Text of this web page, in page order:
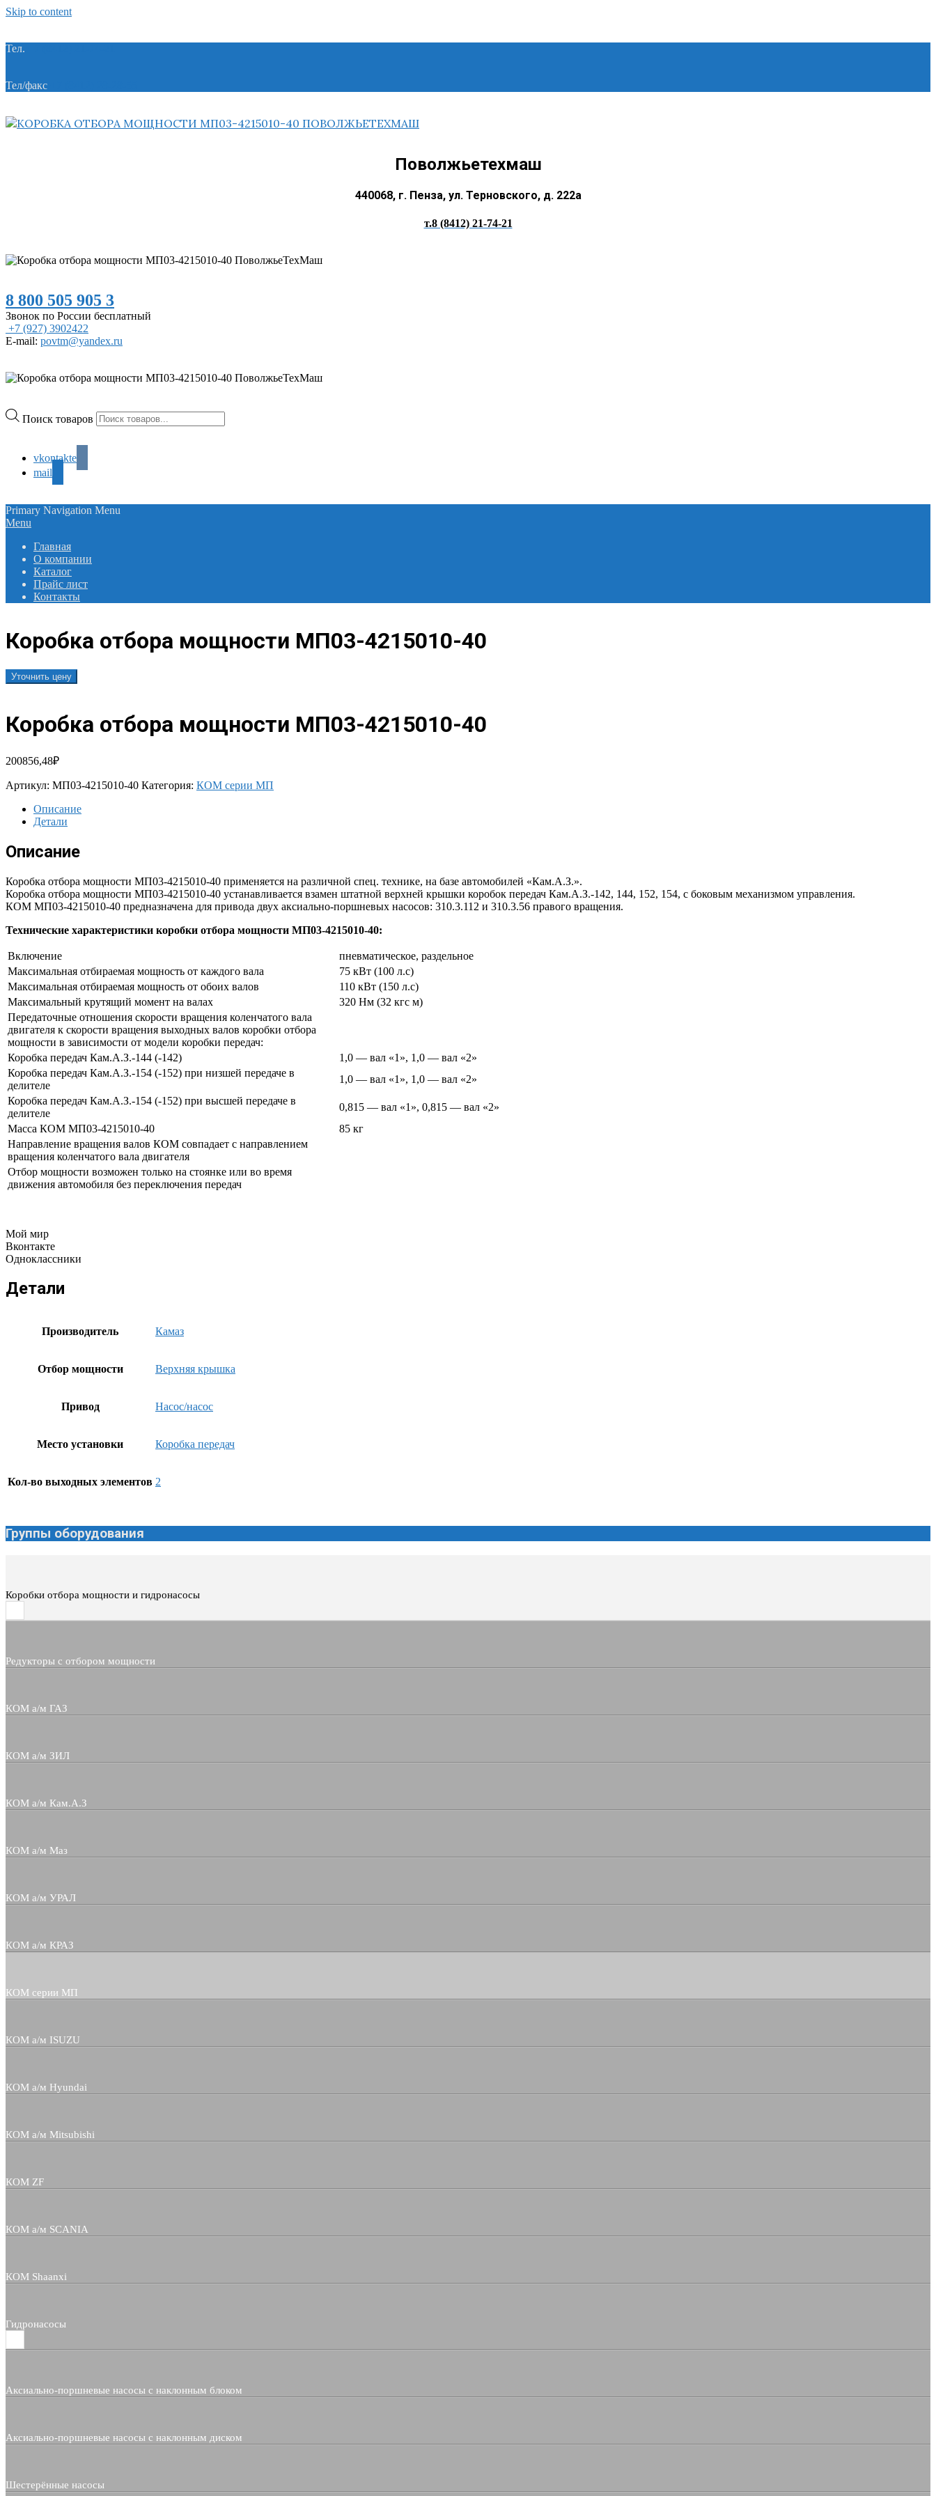
Skip to content
Тел.
Тел/факс
Поволжьетехмаш
440068, г. Пенза, ул. Терновского, д. 222а
т.8 (8412) 21-74-21
8 800 505 905 3
Звонок по России бесплатный
+7 (927) 3902422
E-mail: povtm@yandex.ru
Поиск товаров
vkontakte
mail
Primary Navigation Menu
Menu
Главная
О компании
Каталог
Прайс лист
Контакты
Коробка отбора мощности МП03-4215010-40
Уточнить цену
Коробка отбора мощности МП03-4215010-40
200856,48₽
Артикул: МП03-4215010-40 Категория: КОМ серии МП
Описание
Детали
Описание
Коробка отбора мощности МП03-4215010-40 применяется на различной спец. технике, на базе автомобилей «Кам.А.З.».
Коробка отбора мощности МП03-4215010-40 устанавливается взамен штатной верхней крышки коробок передач Кам.А.З.-142, 144, 152, 154, с боковым механизмом управления.
КОМ МП03-4215010-40 предназначена для привода двух аксиально-поршневых насосов: 310.3.112 и 310.3.56 правого вращения.
Технические характеристики коробки отбора мощности МП03-4215010-40:
Включение
пневматическое, раздельное
Максимальная отбираемая мощность от каждого вала
75 кВт (100 л.с)
Максимальная отбираемая мощность от обоих валов
110 кВт (150 л.с)
Максимальный крутящий момент на валах
320 Нм (32 кгс м)
Передаточные отношения скорости вращения коленчатого вала
двигателя к скорости вращения выходных валов коробки отбора
мощности в зависимости от модели коробки передач:
Коробка передач Кам.А.З.-144 (-142)
1,0 — вал «1», 1,0 — вал «2»
Коробка передач Кам.А.З.-154 (-152) при низшей передаче в
делителе
1,0 — вал «1», 1,0 — вал «2»
Коробка передач Кам.А.З.-154 (-152) при высшей передаче в
делителе
0,815 — вал «1», 0,815 — вал «2»
Масса КОМ МП03-4215010-40
85 кг
Направление вращения валов КОМ совпадает с направлением
вращения коленчатого вала двигателя
Отбор мощности возможен только на стоянке или во время
движения автомобиля без переключения передач
Мой мир
Вконтакте
Одноклассники
Детали
Производитель Камаз
Отбор мощности Верхняя крышка
Привод Насос/насос
Место установки Коробка передач
Кол-во выходных элементов 2
Группы оборудования
Коробки отбора мощности и гидронасосы
Редукторы с отбором мощности
КОМ а/м ГАЗ
КОМ а/м ЗИЛ
КОМ а/м Кам.А.З
КОМ а/м Маз
КОМ а/м УРАЛ
КОМ а/м КРАЗ
КОМ серии МП
КОМ а/м ISUZU
КОМ а/м Hyundai
КОМ а/м Mitsubishi
КОМ ZF
КОМ а/м SCANIA
КОМ Shaanxi
Гидронасосы
Аксиально-поршневые насосы с наклонным блоком
Аксиально-поршневые насосы с наклонным диском
Шестерённые насосы